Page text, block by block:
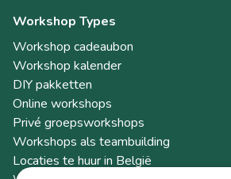
Workshop Types
Workshop cadeaubon
Workshop kalender
DIY pakketten
Online workshops
Privé groepsworkshops
Workshops als teambuilding
Locaties te huur in België